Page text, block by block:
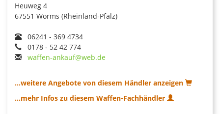
Heuweg 4
67551 Worms (Rheinland-Pfalz)
06241 - 369 4734
0178 - 52 42 774
waffen-ankauf@web.de
...weitere Angebote von diesem Händler anzeigen
...mehr Infos zu diesem Waffen-Fachhändler